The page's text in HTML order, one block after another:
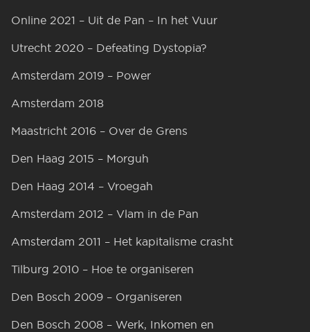
Online 2021 – Uit de Pan – In het Vuur
Utrecht 2020 – Defeating Dystopia?
Amsterdam 2019 – Power
Amsterdam 2018
Maastricht 2016 – Over de Grens
Den Haag 2015 – Morguh
Den Haag 2014 – Vroegah
Amsterdam 2012 – Vlam in de Pan
Amsterdam 2011 – Het kapitalisme crasht
Tilburg 2010 – Hoe te organiseren
Den Bosch 2009 – Organiseren
Den Bosch 2008 – Werk, Inkomen en